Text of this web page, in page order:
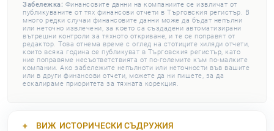
Забележка: Финансовите данни на компаниите се извличат от
публикуваните от тях финансови отчети в Търговския регистър. В
много редки случаи финансовите данни може да бъдат непълни
или неточно извлечени, за което са създадени автоматизирани
вътрешни контроли за тяхното откриване, и те се поправят от
редактор. Това отнема време с оглед на стотиците хиляди отчети,
които всяка година се публикуват в Търговския регистър, като
ние поправяме несъответствията от по-големите към по-малките
компании. Ако забележите непълноти или неточности във вашите
или в други финансови отчети, можете да ни пишете, за да
ескалираме приоритета за тяхната корекция.
ВИЖ ИСТОРИЧЕСКИ СЪДРУЖИЯ